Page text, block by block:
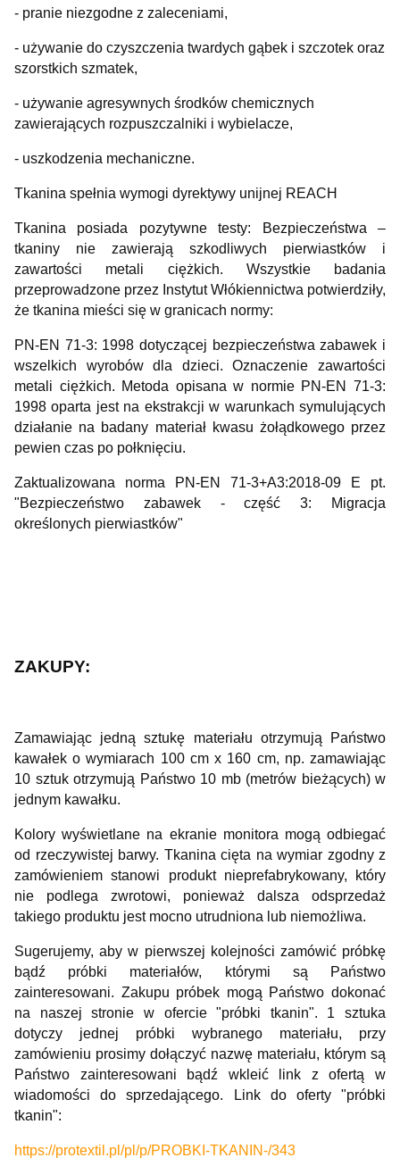
- pranie niezgodne z zaleceniami,
- używanie do czyszczenia twardych gąbek i szczotek oraz
szorstkich szmatek,
- używanie agresywnych środków chemicznych
zawierających rozpuszczalniki i wybielacze,
- uszkodzenia mechaniczne.
Tkanina spełnia wymogi dyrektywy unijnej REACH
Tkanina posiada pozytywne testy: Bezpieczeństwa –
tkaniny nie zawierają szkodliwych pierwiastków i
zawartości metali ciężkich. Wszystkie badania
przeprowadzone przez Instytut Włókiennictwa potwierdziły,
że tkanina mieści się w granicach normy:
PN-EN 71-3: 1998 dotyczącej bezpieczeństwa zabawek i
wszelkich wyrobów dla dzieci. Oznaczenie zawartości
metali ciężkich. Metoda opisana w normie PN-EN 71-3:
1998 oparta jest na ekstrakcji w warunkach symulujących
działanie na badany materiał kwasu żołądkowego przez
pewien czas po połknięciu.
Zaktualizowana norma PN-EN 71-3+A3:2018-09 E pt.
"Bezpieczeństwo zabawek - część 3: Migracja
określonych pierwiastków"
ZAKUPY:
Zamawiając jedną sztukę materiału otrzymują Państwo
kawałek o wymiarach 100 cm x 160 cm, np. zamawiając
10 sztuk otrzymują Państwo 10 mb (metrów bieżących) w
jednym kawałku.
Kolory wyświetlane na ekranie monitora mogą odbiegać
od rzeczywistej barwy. Tkanina cięta na wymiar zgodny z
zamówieniem stanowi produkt nieprefabrykowany, który
nie podlega zwrotowi, ponieważ dalsza odsprzedaż
takiego produktu jest mocno utrudniona lub niemożliwa.
Sugerujemy, aby w pierwszej kolejności zamówić próbkę
bądź próbki materiałów, którymi są Państwo
zainteresowani. Zakupu próbek mogą Państwo dokonać
na naszej stronie w ofercie "próbki tkanin". 1 sztuka
dotyczy jednej próbki wybranego materiału, przy
zamówieniu prosimy dołączyć nazwę materiału, którym są
Państwo zainteresowani bądź wkleić link z ofertą w
wiadomości do sprzedającego. Link do oferty "próbki
tkanin":
https://protextil.pl/pl/p/PROBKI-TKANIN-/343